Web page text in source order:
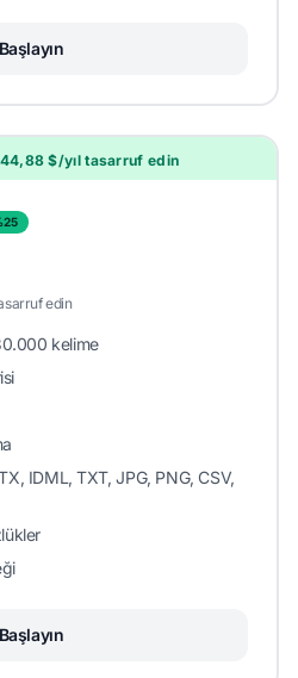
Başlayın
$/yıl tasarruf edin
edin
kelime
IDML, TXT, JPG, PNG, CSV,
Başlayın